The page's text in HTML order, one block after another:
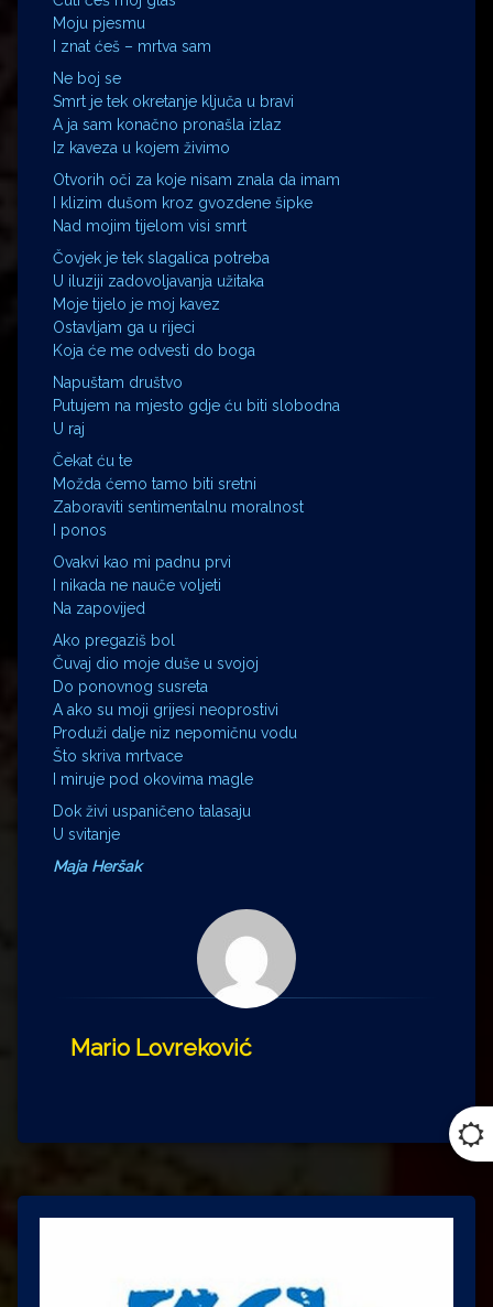
Moju pjesmu
I znat ćeš – mrtva sam
Ne boj se
Smrt je tek okretanje ključa u bravi
A ja sam konačno pronašla izlaz
Iz kaveza u kojem živimo
Otvorih oči za koje nisam znala da imam
I klizim dušom kroz gvozdene šipke
Nad mojim tijelom visi smrt
Čovjek je tek slagalica potreba
U iluziji zadovoljavanja užitaka
Moje tijelo je moj kavez
Ostavljam ga u rijeci
Koja će me odvesti do boga
Napuštam društvo
Putujem na mjesto gdje ću biti slobodna
U raj
Čekat ću te
Možda ćemo tamo biti sretni
Zaboraviti sentimentalnu moralnost
I ponos
Ovakvi kao mi padnu prvi
I nikada ne nauče voljeti
Na zapovijed
Ako pregaziš bol
Čuvaj dio moje duše u svojoj
Do ponovnog susreta
A ako su moji grijesi neoprostivi
Produži dalje niz nepomičnu vodu
Što skriva mrtvace
I miruje pod okovima magle
Dok živi uspaničeno talasaju
U svitanje
Maja Heršak
Mario Lovreković